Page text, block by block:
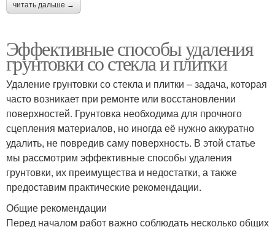
читать дальше →
Эффективные способы удаления
грунтовки со стекла и плитки
Удаление грунтовки со стекла и плитки – задача, которая
часто возникает при ремонте или восстановлении
поверхностей. Грунтовка необходима для прочного
сцепления материалов, но иногда её нужно аккуратно
удалить, не повредив саму поверхность. В этой статье
мы рассмотрим эффективные способы удаления
грунтовки, их преимущества и недостатки, а также
предоставим практические рекомендации.
Общие рекомендации
Перед началом работ важно соблюдать несколько общих